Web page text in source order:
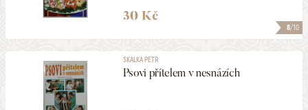
8/10
30 Kč
SKALKA PETR
Psovi přítelem v nesnázích